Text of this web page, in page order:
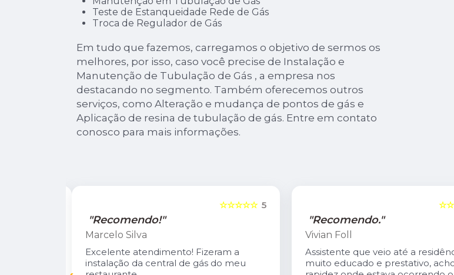
Teste de Estanqueidade Rede de Gás
Troca de Regulador de Gás
Em tudo que fazemos, carregamos o objetivo de sermos os
melhores, por isso, caso você precise de Instalação e
Manutenção de Tubulação de Gás , a empresa nos
destacando no segmento. Também oferecemos outros
serviços, como Alteração e mudança de pontos de gás e
Aplicação de resina de tubulação de gás. Entre em contato
conosco para mais informações.
5
☆☆☆☆☆
"Recomendo!"
Marcelo Silva
Excelente atendimento! Fizeram a
instalação da central de gás do meu
"Recomendo."
Vivian Foll
Assistente que veio até a
muito educado e prestativo,